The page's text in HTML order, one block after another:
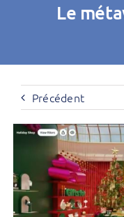
Le
Précédent